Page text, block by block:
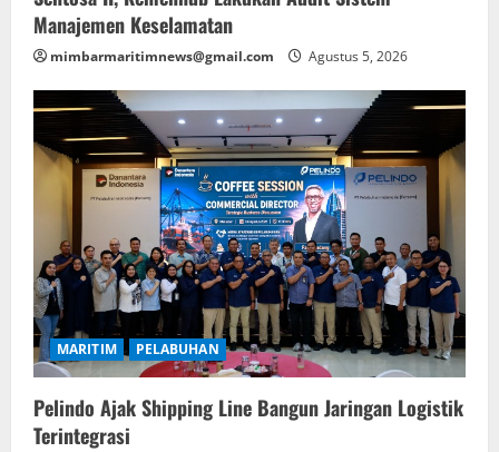
Manajemen Keselamatan
mimbarmaritimnews@gmail.com Agustus 5, 2026
MARITIM PELABUHAN
Pelindo Ajak Shipping Line Bangun Jaringan Logistik
Terintegrasi